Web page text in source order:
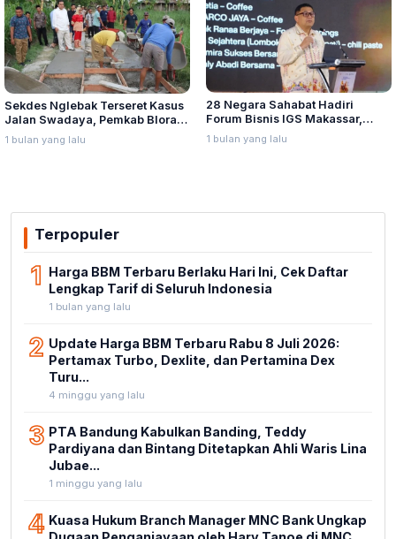
Sekdes Nglebak Terseret Kasus
Jalan Swadaya, Pemkab Blora
Sebut Pendampingan Hukum
Bukan Kewenangannya
1 bulan yang lalu
28 Negara Sahabat Hadiri
Forum Bisnis IGS Makassar,
Munafri Tawarkan Investasi
Stadion Untia
1 bulan yang lalu
Terpopuler
1 Harga BBM Terbaru Berlaku Hari Ini, Cek Daftar
Lengkap Tarif di Seluruh Indonesia
1 bulan yang lalu
2 Update Harga BBM Terbaru Rabu 8 Juli 2026:
Pertamax Turbo, Dexlite, dan Pertamina Dex
Turu...
4 minggu yang lalu
3 PTA Bandung Kabulkan Banding, Teddy
Pardiyana dan Bintang Ditetapkan Ahli Waris Lina
Jubae...
1 minggu yang lalu
4 Kuasa Hukum Branch Manager MNC Bank Ungkap